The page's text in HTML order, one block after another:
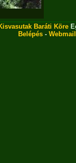
Baráti Köre
Belépés - Webmail